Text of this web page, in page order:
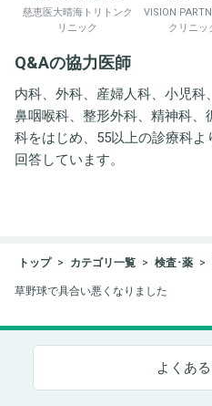
慈恵医大晴海トリトンク
リニック
VISION
クリニッ
Q&Aの協力医師
内科、外科、産婦人科、小児
鼻咽喉科、整形外科、精神科、
科をはじめ、55以上の診療科
回答しています。
トップ カテゴリ一覧 検査･薬
草野球で具合い悪くなりました
よくあ